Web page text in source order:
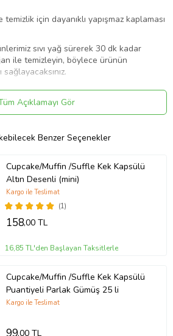
için dayanıklı yapışmaz kaplaması
sıvı yağ sürerek 30 dk kadar
ile temizleyin, böylece ürünün
sağlayacaksınız.
sonra yaklaşık 10 dakika kadar
Bekleme esnasında, soğumuş olan
gerilimi farkından dolayı kekiniz daha
kesinlikle metal çatal, bıçak ya da kaşık
Açıklamayı Gör
Benzer Seçenekler
Cupcake/Muffin /Suffle Kek Kapsülü
Altın Desenli (mini)
(1)
Kargo ile Teslimat
158,00 TL
16,85 TL'den Başlayan Taksitlerle
Cupcake/Muffin /Suffle Kek Kapsülü
Puantiyeli Parlak Gümüş 25 li
Kargo ile Teslimat
,00 TL